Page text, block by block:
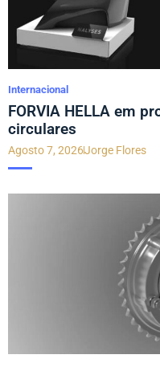
Internacional
FORVIA HELLA em
circulares
Agosto 7, 2026Jorge Flores